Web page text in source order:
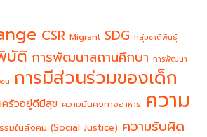
CSR Migrant SDG กลุ่มชาติพันธุ์
บัติ การพัฒนาสถานศึกษา การพัฒนา
น การมีส่วนร่วมของเด็ก
รัวอยู่ดีมีสุข ความมั่นคงทางอาหาร ความ
รมในสังคม (Social Justice) ความรับผิด